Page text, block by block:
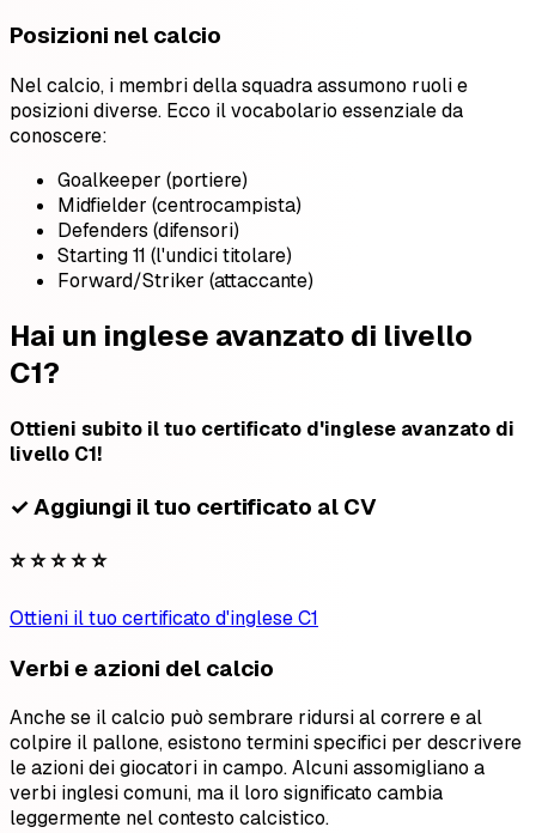
Posizioni nel calcio
Nel calcio, i membri della squadra assumono ruoli e
posizioni diverse. Ecco il vocabolario essenziale da
conoscere:
Goalkeeper (portiere)
Midfielder (centrocampista)
Defenders (difensori)
Starting 11 (l'undici titolare)
Forward/Striker (attaccante)
Hai un inglese avanzato di livello
C1?
Ottieni subito il tuo certificato d'inglese avanzato di
livello C1!
✓ Aggiungi il tuo certificato al CV
⭐ ⭐ ⭐ ⭐ ⭐
Ottieni il tuo certificato d'inglese C1
Verbi e azioni del calcio
Anche se il calcio può sembrare ridursi al correre e al
colpire il pallone, esistono termini specifici per descrivere
le azioni dei giocatori in campo. Alcuni assomigliano a
verbi inglesi comuni, ma il loro significato cambia
leggermente nel contesto calcistico.